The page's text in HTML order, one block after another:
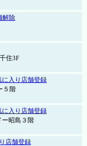
解除
住3F
に入り店舗登録
５階
に入り店舗登録
ー昭島３階
店舗登録